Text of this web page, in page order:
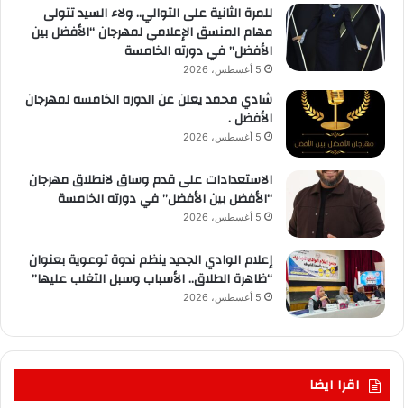
للمرة الثانية على التوالي.. ولاء السيد تتولى
مهام المنسق الإعلامي لمهرجان “الأفضل بين
الأفضل” في دورته الخامسة
5 أغسطس، 2026
شادي محمد يعلن عن الدوره الخامسه لمهرجان
الأفضل .
5 أغسطس، 2026
الاستعدادات على قدم وساق لانطلاق مهرجان
“الأفضل بين الأفضل” في دورته الخامسة
5 أغسطس، 2026
إعلام الوادي الجديد ينظم ندوة توعوية بعنوان
“ظاهرة الطلاق.. الأسباب وسبل التغلب عليها”
5 أغسطس، 2026
اقرا ايضا